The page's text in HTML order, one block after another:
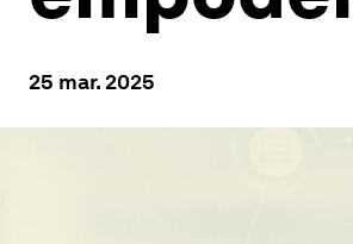
25 mar. 2025